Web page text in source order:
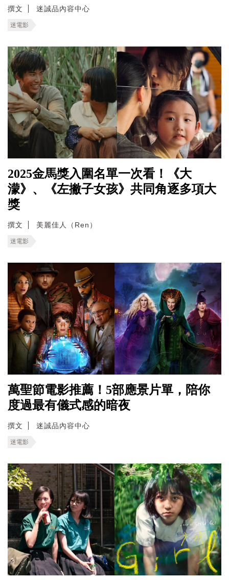
撰文 迷誠品內容中心
迷電影
2025金馬獎入圍名單一次看！《大
濛》、《左撇子女孩》共同角逐多項大
獎
撰文 美麗佳人（Ren）
迷電影
萬聖節電影推薦！5部應景片單，陪你
度過最有儀式感的暗夜
撰文 迷誠品內容中心
迷電影